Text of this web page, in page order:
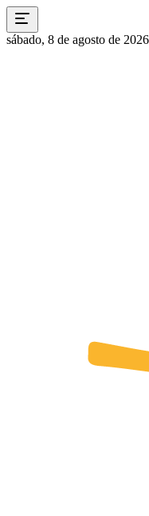
sábado, 8 de agosto de